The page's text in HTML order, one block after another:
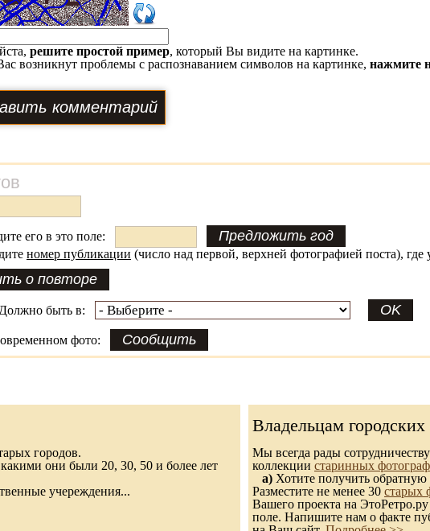
решите простой пример, который Вы видите на картинке.
возникнут проблемы с распознаванием символов на картинке, нажмите
его в это поле:
номер публикации (число над первой, верхней фотографией поста), где
Должно быть в:
фото:
городов.
они были 20, 30, 50 и более лет
учереждения...
Владельцам городских
Мы всегда рады
коллекции старинных
а) Хотите получить обратную
Разместите не менее 30 старых
Вашего проекта на
поле. Напишите нам о факте